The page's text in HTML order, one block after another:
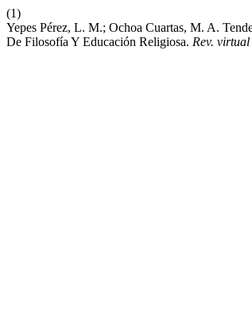
(1)
Yepes Pérez, L. M.; Ochoa Cuartas, M. A.
De Filosofía Y Educación Religiosa. Rev.